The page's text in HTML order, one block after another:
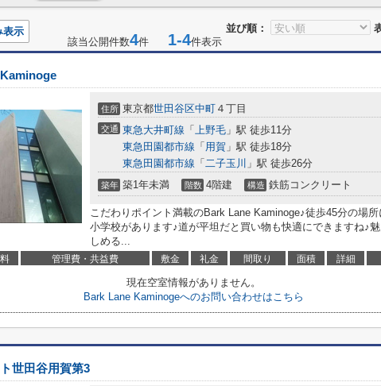
並び順：
表示
該当公開件数4件 1-4件表示
住所 東京都世田谷区中町 ４丁目
交通 東急大井町線 「 上野毛 」駅 徒歩11分
東急田園都市線 「 用賀 」駅 徒歩18分
東急田園都市線 「 二子玉川 」駅 徒歩26分
築年 築1年未満 階数 4階建 構造 鉄筋コンクリート
こだわりポイント満載のBark Lane Kaminoge♪徒歩45分の場
小学校があります♪道が平坦だと買い物も快適にできますね♪
しめる...
管理費・共益費 敷金 礼金 間取り 面積 詳細
現在空室情報がありません。
Bark Lane Kaminogeへのお問い合わせはこちら
世田谷用賀第3